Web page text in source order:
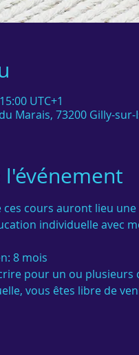
UTC+1
Marais, 73200 Gilly-sur-
cours auront lieu
individuelle avec
8 mois